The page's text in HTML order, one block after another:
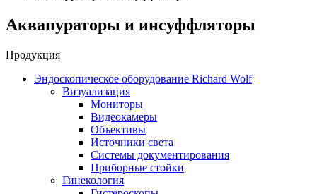
Аквапураторы и инсуффляторы
Продукция
Эндоскопическое оборудование Richard Wolf
Визуализация
Мониторы
Видеокамеры
Объективы
Источники света
Системы документирования
Приборные стойки
Гинекология